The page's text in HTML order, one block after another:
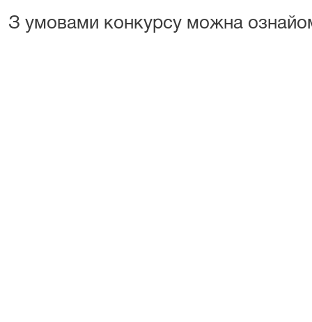
З умовами конкурсу можна